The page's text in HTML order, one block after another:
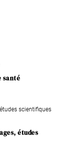
santé
études